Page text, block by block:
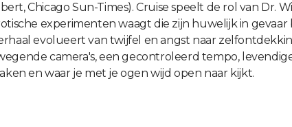
Chicago Sun-Times). Cruise speelt de rol van Dr.
experimenten waagt die zijn huwelijk in gevaar
evolueert van twijfel en angst naar
camera's, een gecontroleerd tempo,
en waar je met je ogen wijd open naar kijkt.